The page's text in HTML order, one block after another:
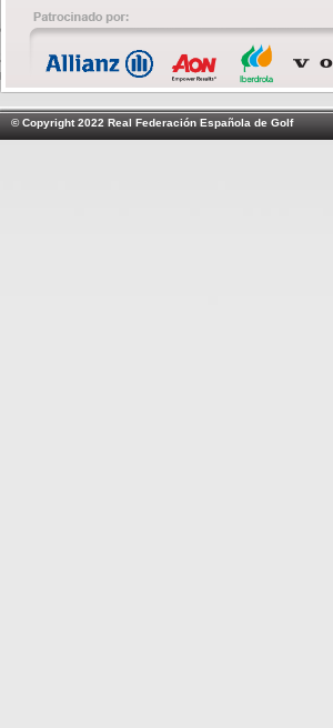
© Copyright 2022 Real Federación Española de Golf